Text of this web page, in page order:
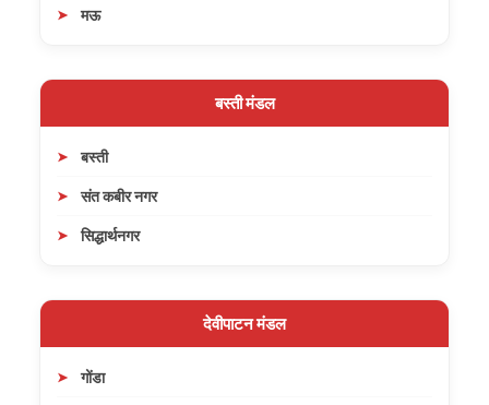
मऊ
बस्ती मंडल
बस्ती
संत कबीर नगर
सिद्धार्थनगर
देवीपाटन मंडल
गोंडा